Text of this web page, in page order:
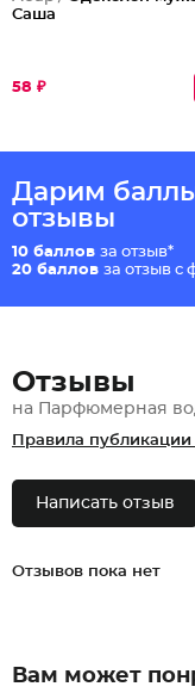
Саша
58 ₽
Дарим
отзывы
10 баллов за отзыв*
20 баллов за отзыв с
Отзывы
на Парфюмерная
Правила публикации
Написать отзыв
Отзывов пока нет
Вам может